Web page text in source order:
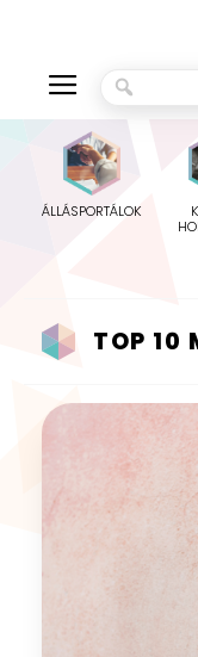
ÁLLÁSPORTÁLOK
TOP 10